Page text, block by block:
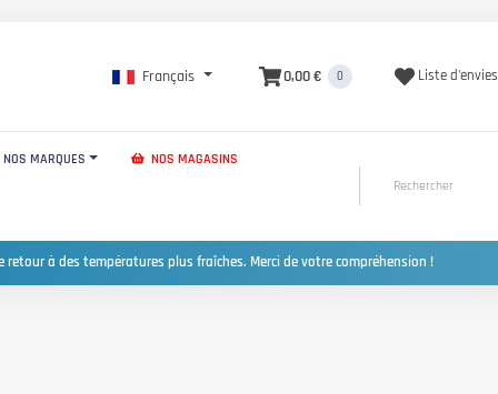
Français 0,00 € 0 Liste d'envies
NOS MARQUES NOS MAGASINS
à des températures plus fraîches. Merci de votre compréhension !